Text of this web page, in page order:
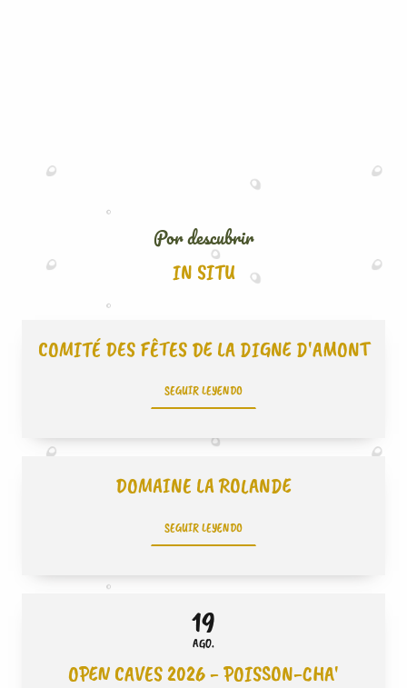
Por descubrir
IN SITU
COMITÉ DES FÊTES DE LA DIGNE D'AMONT
SEGUIR LEYENDO
DOMAINE LA ROLANDE
SEGUIR LEYENDO
19
AGO.
OPEN CAVES 2026 - POISSON-CHA'